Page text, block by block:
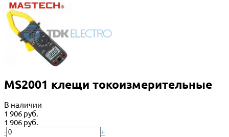
MS2001 клещи токоизмерительные
В наличии
1 906 руб.
1 906 руб.
-
+